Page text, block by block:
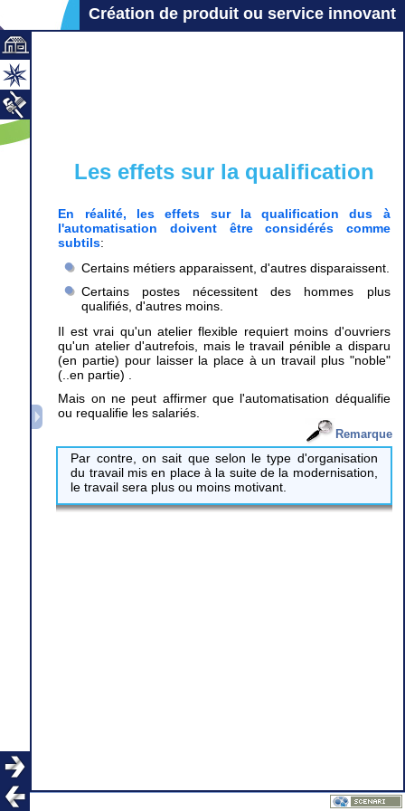
Création de produit ou service innovant
Les effets sur la qualification
En réalité, les effets sur la qualification dus à
l'automatisation doivent être considérés comme
subtils:
Certains métiers apparaissent, d'autres disparaissent.
Certains postes nécessitent des hommes plus
qualifiés, d'autres moins.
Il est vrai qu'un atelier flexible requiert moins d'ouvriers
qu'un atelier d'autrefois, mais le travail pénible a disparu
(en partie) pour laisser la place à un travail plus "noble"
(..en partie) .
Mais on ne peut affirmer que l'automatisation déqualifie
ou requalifie les salariés.
Remarque
Par contre, on sait que selon le type d'organisation
du travail mis en place à la suite de la modernisation,
le travail sera plus ou moins motivant.